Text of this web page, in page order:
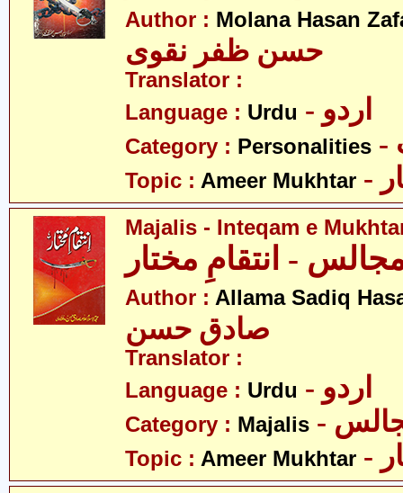
Author : Molana Hasan
حسن ظفر نقوی
Translator :
Language : Urdu - اردو
Category : Personalities
Topic : Ameer Mukhtar
Majalis - Inteqam e
- انتقامِ مختار
Author : Allama Sadiq
صادق حسن
Translator :
Language : Urdu - اردو
Category : Majalis
Topic : Ameer Mukhtar